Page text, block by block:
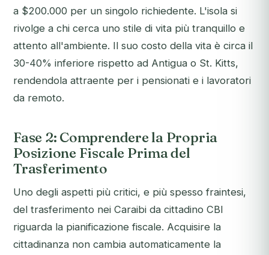
a $200.000 per un singolo richiedente. L'isola si
rivolge a chi cerca uno stile di vita più tranquillo e
attento all'ambiente. Il suo costo della vita è circa il
30-40% inferiore rispetto ad Antigua o St. Kitts,
rendendola attraente per i pensionati e i lavoratori
da remoto.
Fase 2: Comprendere la Propria
Posizione Fiscale Prima del
Trasferimento
Uno degli aspetti più critici, e più spesso fraintesi,
del trasferimento nei Caraibi da cittadino CBI
riguarda la pianificazione fiscale. Acquisire la
cittadinanza non cambia automaticamente la